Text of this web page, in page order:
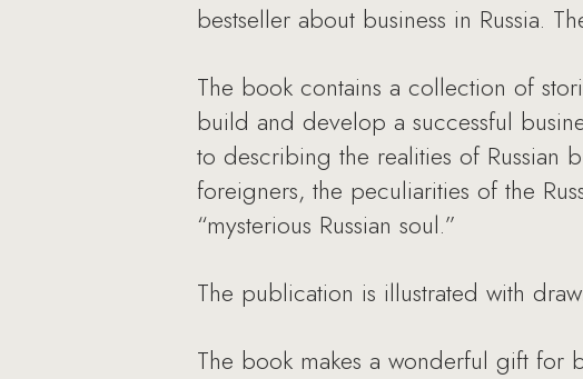
bestseller about business in Russia.
The book contains a collection of
build and develop a successful
to describing the realities of Russian
foreigners, the peculiarities of the
“mysterious Russian soul.”
The publication is illustrated with
The book makes a wonderful gift for